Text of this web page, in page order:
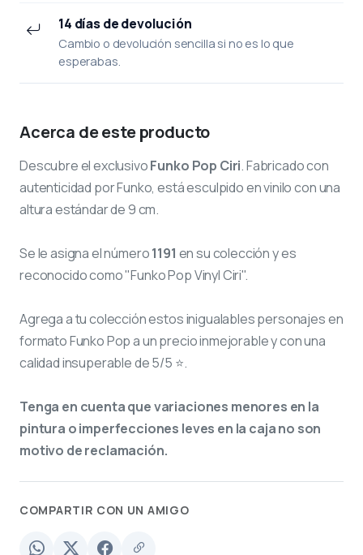
14 días de devolución
Cambio o devolución sencilla si no es lo que
esperabas.
Acerca de este producto
Descubre el exclusivoFunko Pop Ciri. Fabricado con
autenticidad por Funko, está esculpido en vinilo con una
altura estándar de 9 cm.
Se le asigna el número1191 en su colección y es
reconocido como "Funko Pop Vinyl Ciri".
Agrega a tu colección estos inigualables personajes en
formato Funko Pop a un precio inmejorable y con una
calidad insuperable de 5/5 ⭐.
Tenga en cuenta que variaciones menores en la
pintura o imperfecciones leves en la caja no son
motivo de reclamación.
COMPARTIR CON UN AMIGO